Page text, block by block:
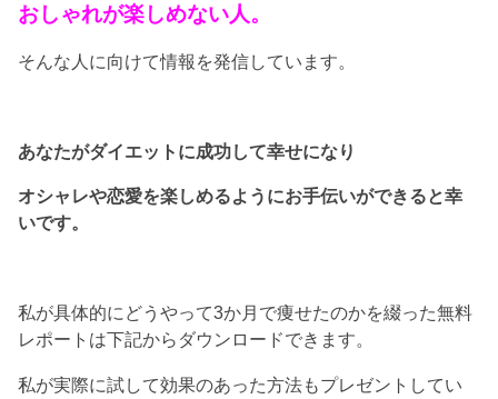
おしゃれが楽しめない人。
そんな人に向けて情報を発信しています。
あなたがダイエットに成功して幸せになり
オシャレや恋愛を楽しめるようにお手伝いができると幸
いです。
私が具体的にどうやって3か月で痩せたのかを綴った無料
レポートは下記からダウンロードできます。
私が実際に試して効果のあった方法もプレゼントしてい